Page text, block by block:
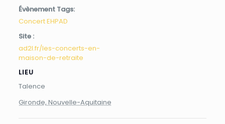
Évènement Tags:
Concert EHPAD
Site :
ad2l.fr/les-concerts-en-
maison-de-retraite
LIEU
Talence
Gironde, Nouvelle-Aquitaine